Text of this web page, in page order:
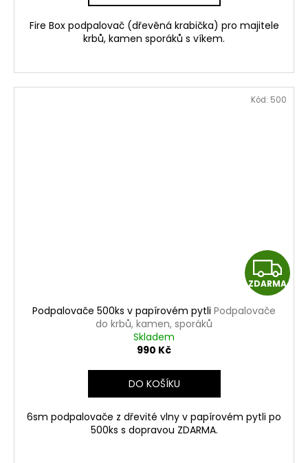
Fire Box podpalovač (dřevěná krabička) pro majitele
krbů, kamen sporáků s víkem.
Z
D
ZDARMA
Podpalovače 500ks v papírovém pytli Podpalovače
do krbů, kamen, sporáků
Skladem
990 Kč
DO KOŠÍKU
6sm podpalovače z dřevité vlny v papírovém pytli po
500ks s dopravou ZDARMA.
Kód: 500